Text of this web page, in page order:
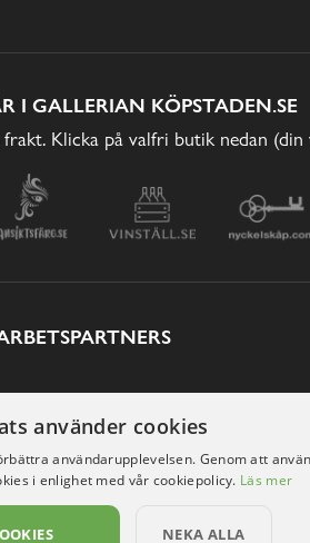
I GALLERIAN KÖPSTADEN.SE
Klicka på valfri butik nedan
använder cookies
användarupplevelsen. Genom att
i enlighet med vår cookiepolicy. Läs mer
NEKA ALLA